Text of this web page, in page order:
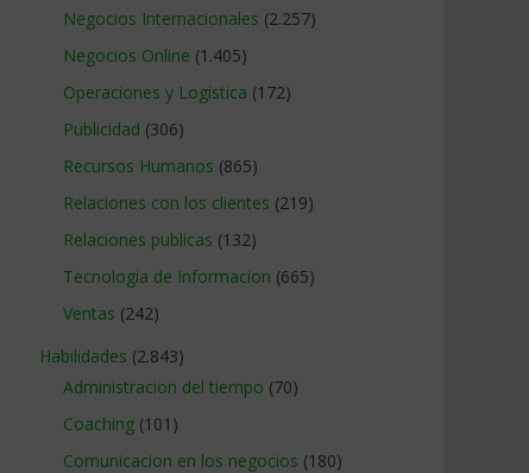
Negocios Internacionales (2.257)
Negocios Online (1.405)
Operaciones y Logística (172)
Publicidad (306)
Recursos Humanos (865)
Relaciones con los clientes (219)
Relaciones publicas (132)
Tecnologia de Informacion (665)
Ventas (242)
Habilidades (2.843)
Administracion del tiempo (70)
Coaching (101)
Comunicacion en los negocios (180)